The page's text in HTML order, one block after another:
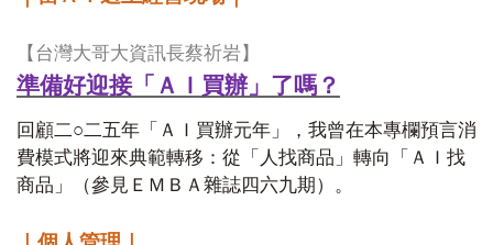
【台灣大哥大資訊長蔡祈岩】
準備好迎接「ＡＩ買辦」了嗎？
回顧二○二五年「ＡＩ買辦元年」，我曾在本專欄預言消
費模式將迎來典範轉移：從「人找商品」轉向「ＡＩ找
商品」（參見ＥＭＢＡ雜誌四六九期）。